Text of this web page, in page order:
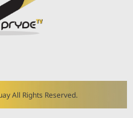
All Rights Reserved.